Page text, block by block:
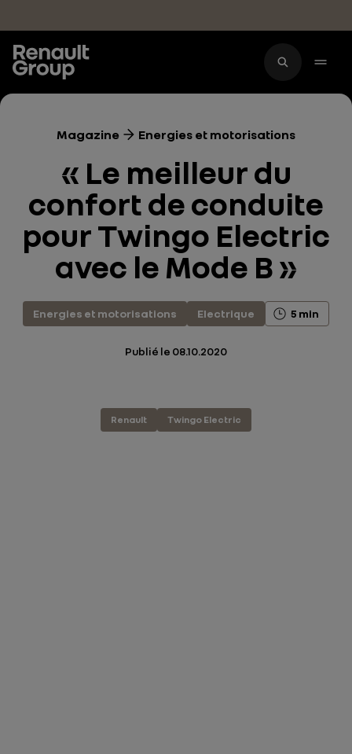
Magazine Energies et motorisations
« Le meilleur du
confort de conduite
pour Twingo Electric
avec le Mode B »
Energies et motorisations Electrique 5 min
Publié le 08.10.2020
Renault Twingo Electric